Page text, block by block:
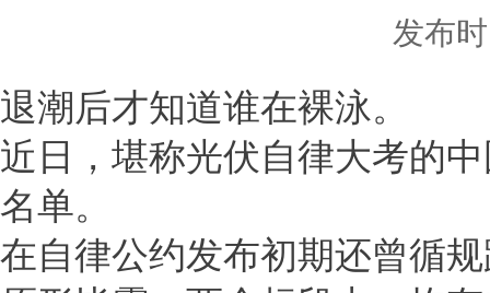
发布
退潮后才知道谁在裸泳。
近日，堪称光伏自律大考的
名单。
在自律公约发布初期还曾循